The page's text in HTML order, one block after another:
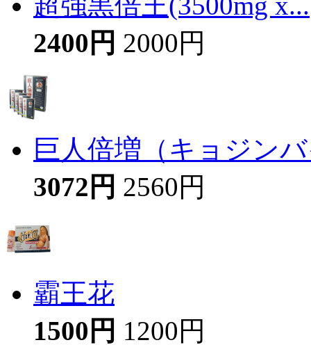
2400円 2000円
巨人倍増（キョジン
3072円 2560円
霸王花
1500円 1200円